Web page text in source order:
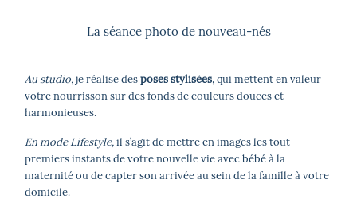
La séance photo de nouveau-nés
Au studio, je réalise desposes stylisées,qui mettent en valeur
votre nourrisson sur des fonds de couleurs douces et
harmonieuses.
En mode Lifestyle,il s’agit de mettre en images les tout
premiers instants de votre nouvelle vie avec bébé à la
maternité ou de capter son arrivée au sein de la famille à votre
domicile.